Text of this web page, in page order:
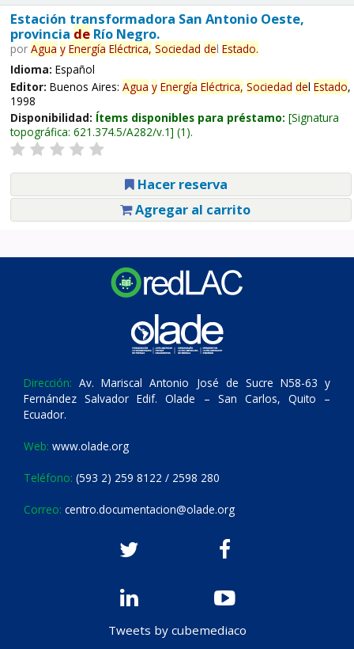
Estación transformadora San Antonio Oeste,
provincia deRío Negro.
por Agua y Energía Eléctrica, Sociedad del Estado.
Idioma: Español
Editor: Buenos Aires: Agua y Energía Eléctrica, Sociedad del Estado,
1998
Disponibilidad: Ítems disponibles para préstamo: Signatura
topográfica: 621.374.5/A282/v.1 (1).
Hacer reserva
Agregar al carrito
Dirección: Av. Mariscal Antonio José de Sucre N58-63 y
Fernández Salvador Edif. Olade – San Carlos, Quito –
Ecuador.
Web: www.olade.org
Teléfono: (593 2) 259 8122 / 2598 280
Correo: centro.documentacion@olade.org
Tweets by cubemediaco